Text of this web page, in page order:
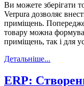
Ви можете зберігати
Verpura дозволяє
приміщень.
товару можна
приміщень, так і для
Детальніше...
ERP: